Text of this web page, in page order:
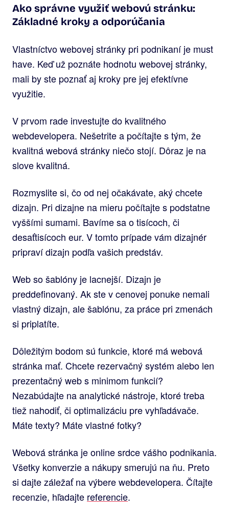
Ako správne využiť webovú stránku:
Základné kroky a odporúčania
Vlastníctvo webovej stránky pri podnikaní je must
have. Keď už poznáte hodnotu webovej stránky,
mali by ste poznať aj kroky pre jej efektívne
využitie.
V prvom rade investujte do kvalitného
webdevelopera. Nešetrite a počítajte s tým, že
kvalitná webová stránky niečo stojí. Dôraz je na
slove kvalitná.
Rozmyslite si, čo od nej očakávate, aký chcete
dizajn. Pri dizajne na mieru počítajte s podstatne
vyššími sumami. Bavíme sa o tisícoch, či
desaťtisícoch eur. V tomto prípade vám dizajnér
pripraví dizajn podľa vašich predstáv.
Web so šablóny je lacnejší. Dizajn je
preddefinovaný. Ak ste v cenovej ponuke nemali
vlastný dizajn, ale šablónu, za práce pri zmenách
si priplatíte.
Dôležitým bodom sú funkcie, ktoré má webová
stránka mať. Chcete rezervačný systém alebo len
prezentačný web s minimom funkcií?
Nezabúdajte na analytické nástroje, ktoré treba
tiež nahodiť, či optimalizáciu pre vyhľadávače.
Máte texty? Máte vlastné fotky?
Webová stránka je online srdce vášho podnikania.
Všetky konverzie a nákupy smerujú na ňu. Preto
si dajte záležať na výbere webdevelopera. Čítajte
recenzie, hľadajte referencie.